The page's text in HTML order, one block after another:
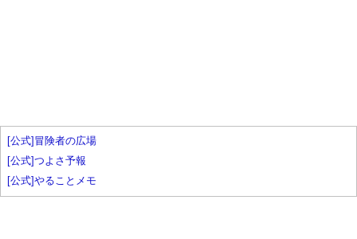
[公式]冒険者の広場
[公式]つよさ予報
[公式]やることメモ